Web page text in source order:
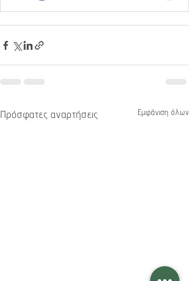
Πρόσφατες αναρτήσεις Εμφάνιση όλων